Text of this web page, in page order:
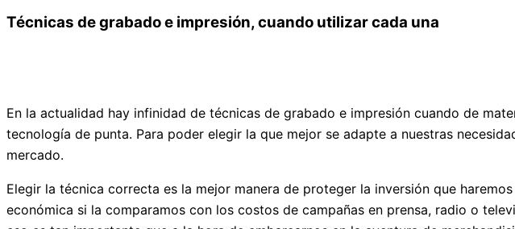
Técnicas de grabado e impresión, cuando utilizar cada una
En la actualidad hay infinidad de técnicas de grabado e impresión cuando de
tecnología de punta. Para poder elegir la que mejor se adapte a nuestras
mercado.
Elegir la técnica correcta es la mejor manera de proteger la inversión que
económica si la comparamos con los costos de campañas en prensa, radio o